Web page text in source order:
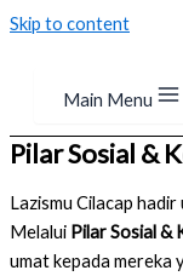
Skip to content
Main Menu
Pilar Sosial &
Lazismu Cilacap
Melalui Pilar Sosial &
umat kepada mereka